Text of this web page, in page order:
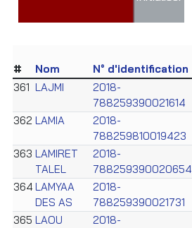
# Nom N° d'identification
361 LAJMI
2018-
788259390021614
362 LAMIA
2018-
788259810019423
363 LAMIRET
TALEL
2018-
788259390020654
364 LAMYAA
DES AS
2018-
788259390021731
365 LAOU
2018-